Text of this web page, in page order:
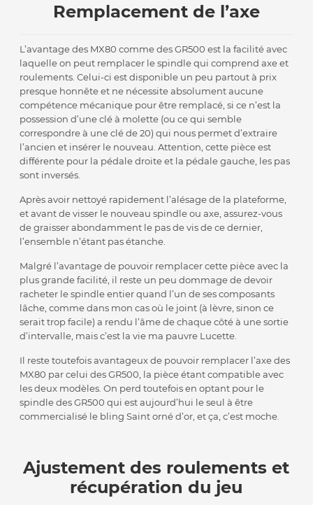
Remplacement de l’axe
L’avantage des MX80 comme des GR500 est la facilité avec
laquelle on peut remplacer le spindle qui comprend axe et
roulements. Celui-ci est disponible un peu partout à prix
presque honnête et ne nécessite absolument aucune
compétence mécanique pour être remplacé, si ce n’est la
possession d’une clé à molette (ou ce qui semble
correspondre à une clé de 20) qui nous permet d’extraire
l’ancien et insérer le nouveau. Attention, cette pièce est
différente pour la pédale droite et la pédale gauche, les pas
sont inversés.
Après avoir nettoyé rapidement l’alésage de la plateforme,
et avant de visser le nouveau spindle ou axe, assurez-vous
de graisser abondamment le pas de vis de ce dernier,
l’ensemble n’étant pas étanche.
Malgré l’avantage de pouvoir remplacer cette pièce avec la
plus grande facilité, il reste un peu dommage de devoir
racheter le spindle entier quand l’un de ses composants
lâche, comme dans mon cas où le joint (à lèvre, sinon ce
serait trop facile) a rendu l’âme de chaque côté à une sortie
d’intervalle, mais c’est la vie ma pauvre Lucette.
Il reste toutefois avantageux de pouvoir remplacer l’axe des
MX80 par celui des GR500, la pièce étant compatible avec
les deux modèles. On perd toutefois en optant pour le
spindle des GR500 qui est aujourd’hui le seul à être
commercialisé le bling Saint orné d’or, et ça, c’est moche.
Ajustement des roulements et
récupération du jeu